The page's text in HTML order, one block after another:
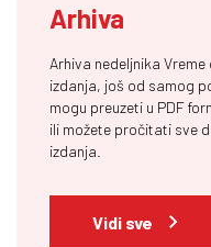
Arhiva
Arhiva nedeljnika
izdanja, još od samog
mogu preuzeti u PDF
ili možete pročitati sve
izdanja.
Vidi sve